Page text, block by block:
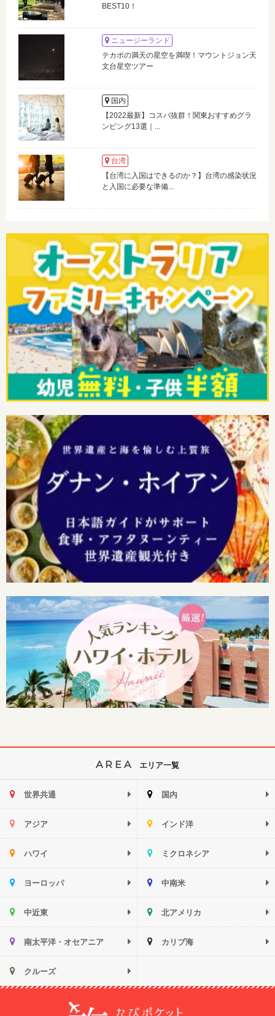
BEST10！
ニュージーランド
テカポの満天の星空を満喫！マウントジョン天
文台星空ツアー
国内
【2022最新】コスパ抜群！関東おすすめグラ
ンピング13選｜...
台湾
【台湾に入国はできるのか？】台湾の感染状況
と入国に必要な準備...
AREA エリア一覧
世界共通 国内
アジア インド洋
ハワイ ミクロネシア
ヨーロッパ 中南米
中近東 北アメリカ
南太平洋・オセアニア カリブ海
クルーズ